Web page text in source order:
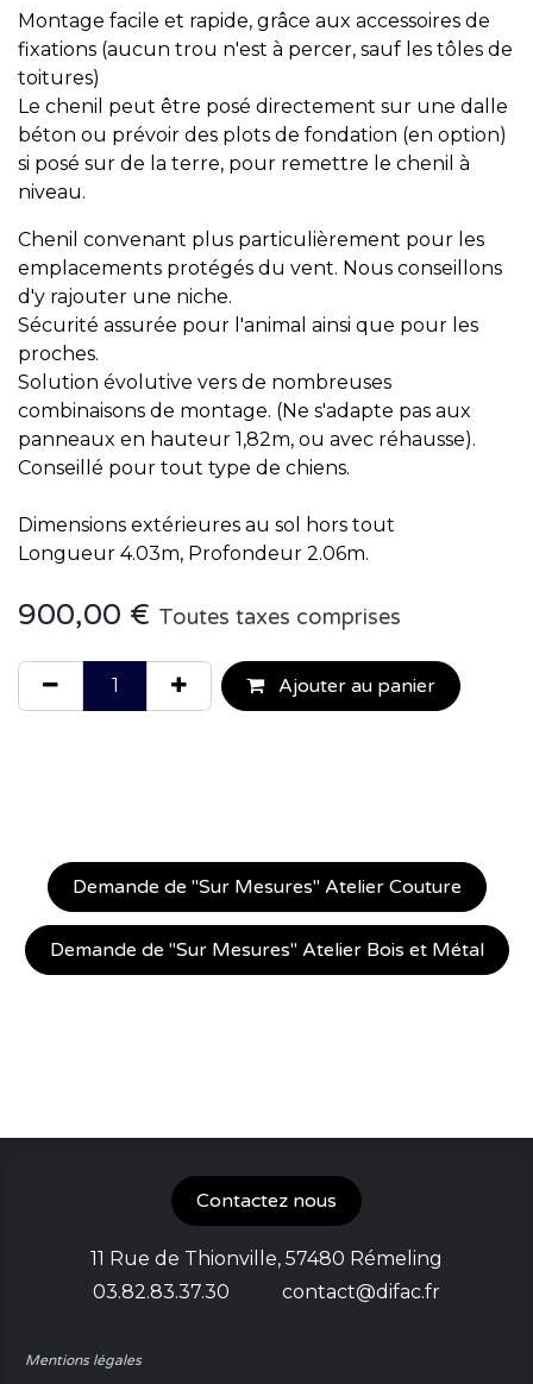
Montage facile et rapide, grâce aux accessoires de
fixations (aucun trou n'est à percer, sauf les tôles de
toitures)
Le chenil peut être posé directement sur une dalle
béton ou prévoir des plots de fondation (en option)
si posé sur de la terre, pour remettre le chenil à
niveau.
Chenil convenant plus particulièrement pour les
emplacements protégés du vent. Nous conseillons
d'y rajouter une niche.
Sécurité assurée pour l'animal ainsi que pour les
proches.
Solution évolutive vers de nombreuses
combinaisons de montage. (Ne s'adapte pas aux
panneaux en hauteur 1,82m, ou avec réhausse).
Conseillé pour tout type de chiens.
Dimensions extérieures au sol hors tout
Longueur 4.03m, Profondeur 2.06m.
900,00 € Toutes taxes comprises
Ajouter au panier
Demande de "Sur Mesures" Atelier Couture
Demande de "Sur Mesures" Atelier Bois et Métal
Contactez nous
11 Rue de Thionville, 57480 Rémeling
03.82.83.37.30 contact@difac.fr
Mentions légales